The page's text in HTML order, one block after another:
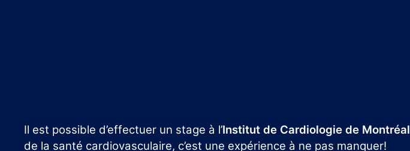
Il est possible d’effectuer un stage à l’Institut de Cardiologie de Montréal
de la santé cardiovasculaire, c’est une expérience à ne pas manquer!